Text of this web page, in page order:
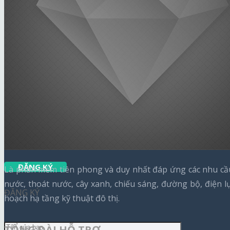
Tin công nghệ
Báo chí nói về chúng tôi
Thông báo hỗ trợ
Thông báo chăm sóc khách hàng
ĐĂNG KÝ
ĐĂNG KÝ
Là phần mềm tiên phong và duy nhất đáp ứng các nhu
nước, thoát nước, cây xanh, chiếu sáng, đường bộ,
hoạch hạ tầng kỹ thuật đô thị.